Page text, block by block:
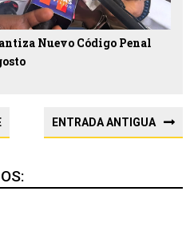
Nuevo Código Penal
ENTRADA ANTIGUA